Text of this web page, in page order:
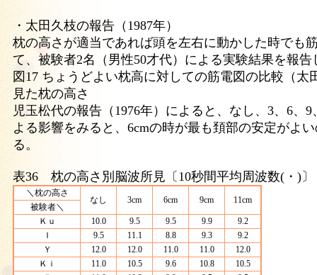
・太田久枝の報告（1987年）
枕の高さが適当であれば頭を左右に動かした時でも
て、被験者2名（男性50才代）による実験結果を報告
図17 ちょうどよい枕高に対しての筋電図の比較（
見た枕の高さ
児玉松代の報告（1976年）によると、なし、3、6、
よる影響をみると、6cmの時が最も頚部の安定がよ
る。
表36 枕の高さ別脳波所見〔10秒間平均周波数(・)〕
＼枕の高さ
なし 3cm 6cm 9cm 11cm
被験者＼
Ｋｕ
10.0 9.5 9.5 9.9
9.2
Ｉ
9.5 11.1 8.8 9.3
9.2
Ｙ
12.0 12.0 11.0 11.0
12.0
Ｋｉ
11.0 10.5 9.6 10.8
10.5